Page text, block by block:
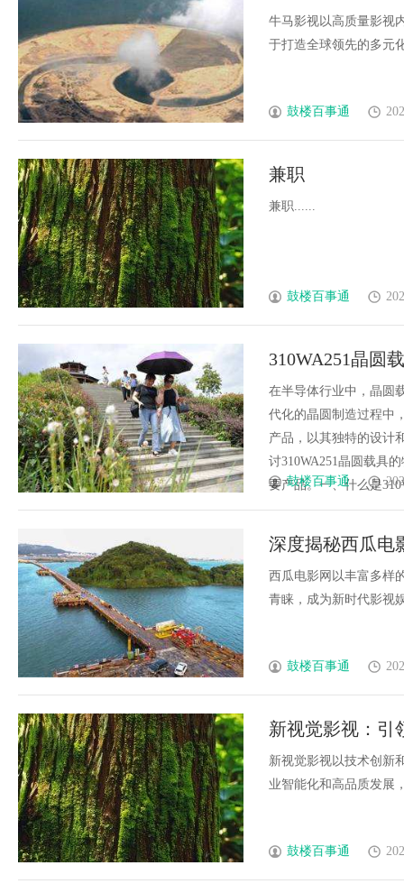
牛马影视以高质量影视
于打造全球领先的多元
鼓楼百事通
兼职
兼职......
鼓楼百事通
310WA251晶圆
在半导体行业中，晶圆
代化的晶圆制造过程中
产品，以其独特的设计
讨310WA251晶圆载具
要产品。一、什么是
鼓楼百事通
深度揭秘西瓜电
解析
西瓜电影网以丰富多样
青睐，成为新时代影视
鼓楼百事通
新视觉影视：引
新视觉影视以技术创新
业智能化和高品质发展
鼓楼百事通